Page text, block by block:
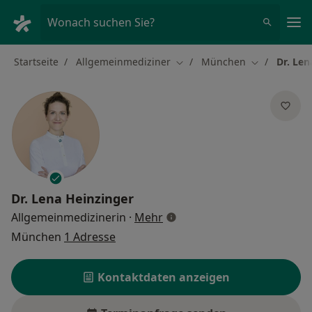
Wonach suchen Sie?
Startseite Allgemeinmediziner Stadt ändern
München Stadt ändern
Dr.
Dr. Lena Heinzinger
Allgemeinmedizinerin · Mehrüber Spezialisierungen
München 1 Adresse
Kontaktdaten anzeigen